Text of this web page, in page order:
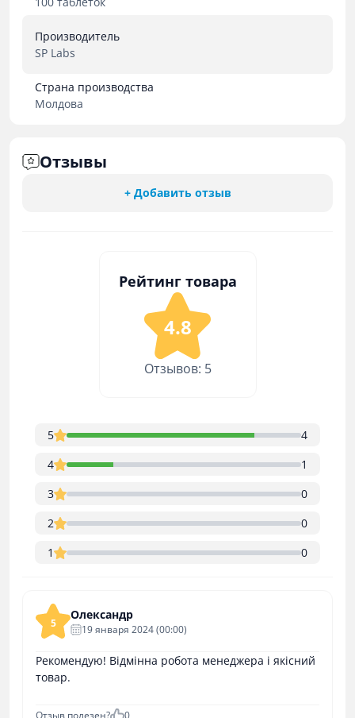
Производитель
SP Labs
Страна производства
Молдова
Отзывы
+ Добавить отзыв
Рейтинг товара
4.8
Отзывов: 5
5
4
4
1
3
0
2
0
1
0
5
Олександр
19 января 2024 (00:00)
Рекомендую! Відмінна робота менеджера і якісний
товар.
Отзыв полезен? 0